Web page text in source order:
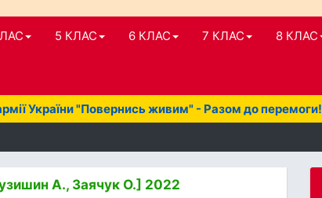
5 КЛАС 6 КЛАС 7 КЛАС 8 КЛАС
України "Повернись живим" - Разом до перемоги!
А., Заячук О.] 2022